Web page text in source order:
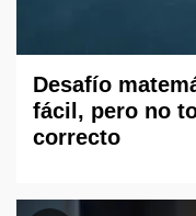
Desafío
fácil, pero no
correcto